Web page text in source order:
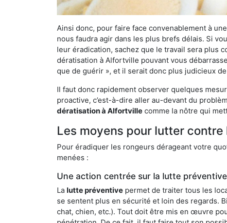
Ainsi donc, pour faire face convenablement à
nous faudra agir dans les plus brefs délais. Si
leur éradication, sachez que le travail sera plus
dératisation à Alfortville pouvant vous
que de guérir », et il serait donc plus judicieux
Il faut donc rapidement observer quelques
proactive, c’est-à-dire aller au-devant du
dératisation à Alfortville comme la nôtre qui
Les moyens pour lutter
Pour éradiquer les rongeurs dérageant votre
menées :
Une action centrée sur la lutte préventive
La lutte préventive permet de traiter tous les
se sentent plus en sécurité et loin des regards.
chat, chien, etc.). Tout doit être mis en œuvre